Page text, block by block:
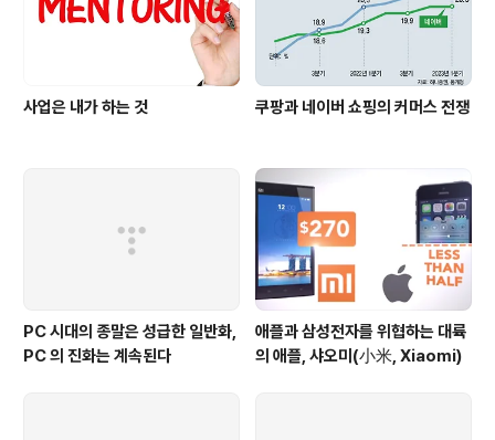
사업은 내가 하는 것 쿠팡과 네이버 쇼핑의 커머스 전쟁
PC 시대의 종말은 성급한 일반화,
PC 의 진화는 계속된다
애플과 삼성전자를 위협하는 대륙
의 애플, 샤오미(小米, Xiaomi)